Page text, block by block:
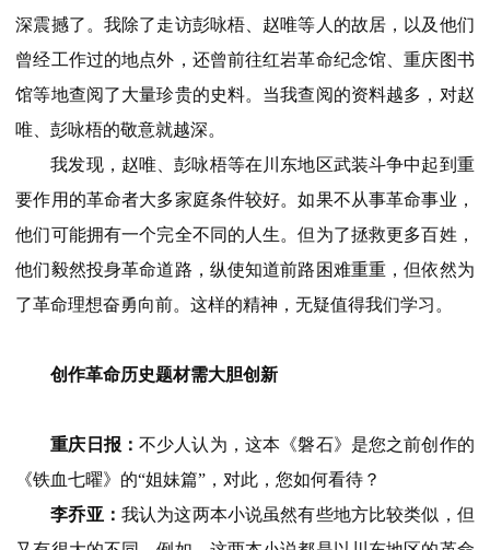
深震撼了。我除了走访彭咏梧、赵唯等人的故居，以及他们
曾经工作过的地点外，还曾前往红岩革命纪念馆、重庆图书
馆等地查阅了大量珍贵的史料。当我查阅的资料越多，对赵
唯、彭咏梧的敬意就越深。
我发现，赵唯、彭咏梧等在川东地区武装斗争中起到重
要作用的革命者大多家庭条件较好。如果不从事革命事业，
他们可能拥有一个完全不同的人生。但为了拯救更多百姓，
他们毅然投身革命道路，纵使知道前路困难重重，但依然为
了革命理想奋勇向前。这样的精神，无疑值得我们学习。
创作革命历史题材需大胆创新
重庆日报：不少人认为，这本《磐石》是您之前创作的
《铁血七曜》的“姐妹篇”，对此，您如何看待？
李乔亚： 我认为这两本小说虽然有些地方比较类似，但